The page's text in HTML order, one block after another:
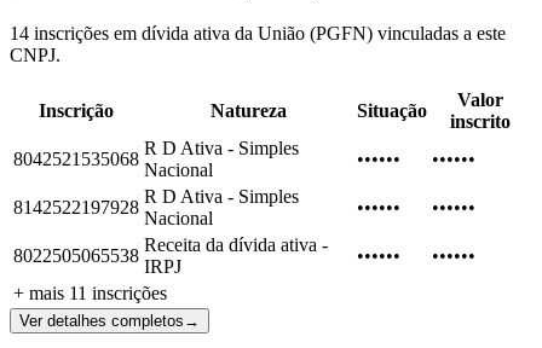
14 inscrições em dívida ativa da União (PGFN) vinculadas a este
CNPJ.
Inscrição Natureza Situação
Valor
inscrito
8042521535068
R D Ativa - Simples
Nacional
•••••• ••••••
8142522197928
R D Ativa - Simples
Nacional
•••••• ••••••
8022505065538
Receita da dívida ativa -
IRPJ
••••••
••••••
+ mais 11 inscrições
Ver detalhes completos →